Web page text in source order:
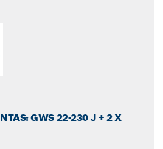
GWS 22-230 J + 2 X